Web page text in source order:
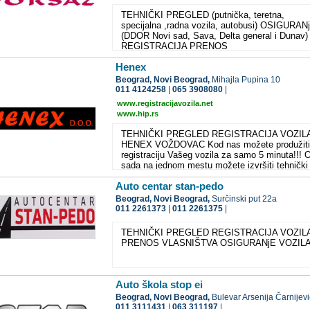
TEHNIČKI PREGLED (putnička, teretna,
specijalna ,radna vozila, autobusi)
(DDOR Novi sad, Sava, Delta general i Dunav)
REGISTRACIJA PRENOS
Henex
Beograd, Novi Beograd, Mihajla Pupina 10
011 4124258 |065 3908080
www.registracijavozila.net
www.hip.rs
TEHNIČKI PREGLED REGISTRACIJA
HENEX VOŽDOVAC Kod nas možete produžiti
registraciju Vašeg vozila za samo 5 minuta!!!
sada na jednom mestu možete izvršiti tehnički
pregled, kupiti polisu osiguranja, uplatiti
neophodne takse i dobiti registracionu
Zakazivanje termina koji Vama odgovara i
e-mail adrese: RADNO VREME radnim danima
Poželjno je da nas kontaktirate zbog dogovora
izbora ovlašćenika! RADNO VREME radnim
danima 07 - 21h subotom 08 - 15h HENEX
roku!!! Zakazivanje termina koji Vama odgovara
putem e-mail adrese: RADNO VREME radnim
danima 07 - 21h subotom 08 - 15h HENEX
Auto centar stan-pedo
Beograd, Novi Beograd,Surčinski put 22a
011 2261373 |011 2261375
TEHNIČKI PREGLED REGISTRACIJA
PRENOS VLASNIŠTVA OSIGURANjE
Auto škola stop ei
Beograd, Novi Beograd, Bulevar Arsenija
011 3111431 |063 311197